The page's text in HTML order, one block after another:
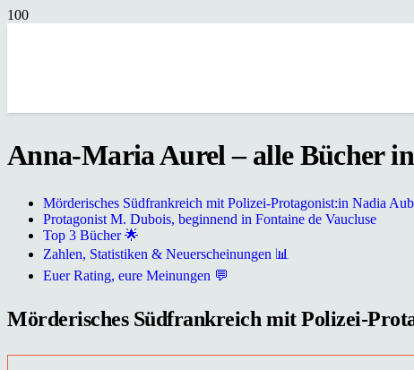
Anna-Maria Aurel – alle Bücher
Mörderisches Südfrankreich mit Polizei-Protagonist:in Nadia
Protagonist M. Dubois, beginnend in Fontaine de Vaucluse
Top 3 Bücher 🌟
Zahlen, Statistiken & Neuerscheinungen 📊
Euer Rating, eure Meinungen 💬
Mörderisches Südfrankreich mit Polizei-